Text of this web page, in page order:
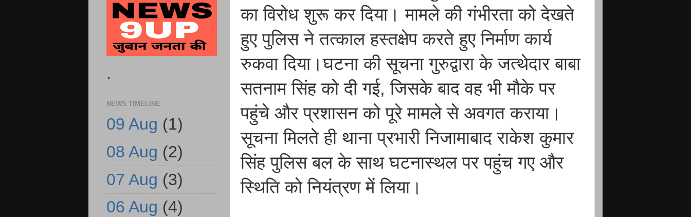
का विरोध शुरू कर दिया। मामले की गंभीरता को देखते
हुए पुलिस ने तत्काल हस्तक्षेप करते हुए निर्माण कार्य
रुकवा दिया।घटना की सूचना गुरुद्वारा के जत्थेदार बाबा
सतनाम सिंह को दी गई, जिसके बाद वह भी मौके पर
पहुंचे और प्रशासन को पूरे मामले से अवगत कराया।
सूचना मिलते ही थाना प्रभारी निजामाबाद राकेश कुमार
सिंह पुलिस बल के साथ घटनास्थल पर पहुंच गए और
स्थिति को नियंत्रण में लिया।
.
NEWS TIMELINE
09 Aug (1)
08 Aug (2)
07 Aug (3)
06 Aug (4)